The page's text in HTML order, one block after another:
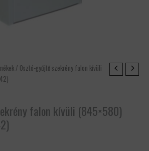
/ Osztó-gyűjtő szekrény falon kívüli
falon kívüli (845×580)